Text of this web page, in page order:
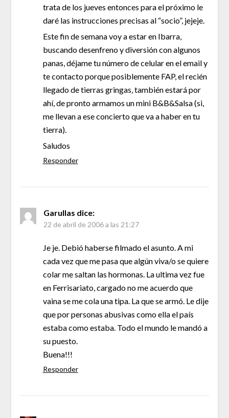
trata de los jueves entonces para el próximo le
daré las instrucciones precisas al “socio”, jejeje.
Este fin de semana voy a estar en Ibarra,
buscando desenfreno y diversión con algunos
panas, déjame tu número de celular en el email y
te contacto porque posiblemente FAP, el recién
llegado de tierras gringas, también estará por
ahí, de pronto armamos un mini B&B&Salsa (si,
me llevan a ese concierto que va a haber en tu
tierra).
Saludos
Responder
Garullas dice:
22 de abril de 2006 a las 21:27
Je je. Debió haberse filmado el asunto. A mi
cada vez que me pasa que algún viva/o se quiere
colar me saltan las hormonas. La ultima vez fue
en Ferrisariato, cargado no me acuerdo que
vaina se me cola una tipa. La que se armó. Le dije
que por personas abusivas como ella el país
estaba como estaba. Todo el mundo le mandó a
su puesto.
Buena!!!
Responder